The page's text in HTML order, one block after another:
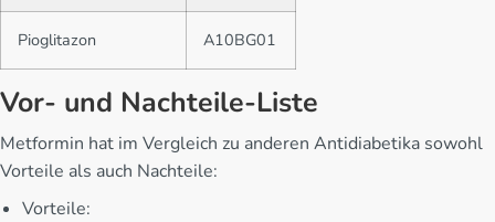
Pioglitazon A10BG01
Vor- und Nachteile-Liste
Metformin hat im Vergleich zu anderen Antidiabetika sowohl
Vorteile als auch Nachteile:
Vorteile: